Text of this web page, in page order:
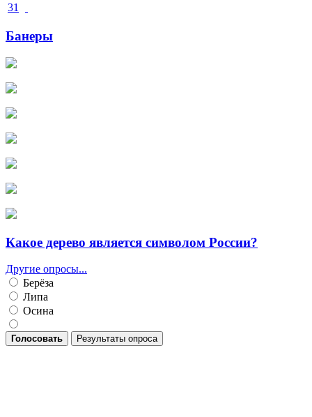
31
Банеры
Какое дерево является символом России?
Другие опросы...
Берёза
Липа
Осина
Голосовать Результаты опроса